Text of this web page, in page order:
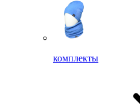
комплекты